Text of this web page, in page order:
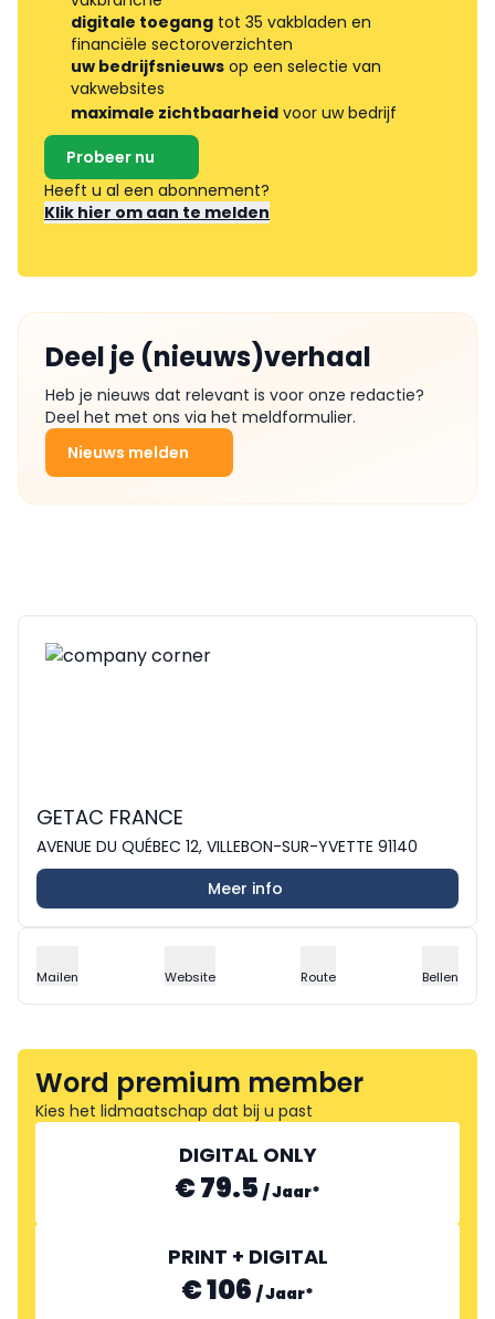
digitale toegang tot 35 vakbladen en
financiële sectoroverzichten
uw bedrijfsnieuws op een selectie van
vakwebsites
maximale zichtbaarheid voor uw bedrijf
Probeer nu
Heeft u al een abonnement?
Klik hier om aan te melden
Deel je (nieuws)verhaal
Heb je nieuws dat relevant is voor onze redactie?
Deel het met ons via het meldformulier.
Nieuws melden
GETAC FRANCE
AVENUE DU QUÉBEC 12, VILLEBON-SUR-YVETTE 91140
Meer info
Mailen Website Route Bellen
Word premium member
Kies het lidmaatschap dat bij u past
DIGITAL ONLY
€ 79.5 /Jaar*
PRINT + DIGITAL
€ 106 /Jaar*